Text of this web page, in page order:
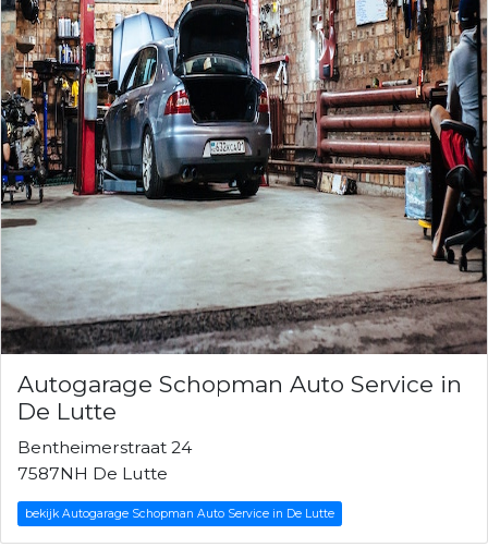
Autogarage Schopman Auto Service in
De Lutte
Bentheimerstraat 24
7587NH De Lutte
bekijk Autogarage Schopman Auto Service in De Lutte